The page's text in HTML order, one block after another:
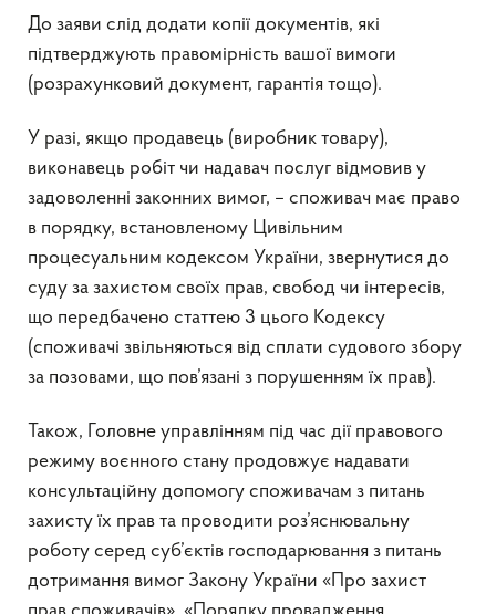
До заяви слід додати копії документів, які
підтверджують правомірність вашої вимоги
(розрахунковий документ, гарантія тощо).
У разі, якщо продавець (виробник товару),
виконавець робіт чи надавач послуг відмовив у
задоволенні законних вимог, – споживач має право
в порядку, встановленому Цивільним
процесуальним кодексом України, звернутися до
суду за захистом своїх прав, свобод чи інтересів,
що передбачено статтею 3 цього Кодексу
(споживачі звільняються від сплати судового збору
за позовами, що пов’язані з порушенням їх прав).
Також, Головне управлінням під час дії правового
режиму воєнного стану продовжує надавати
консультаційну допомогу споживачам з питань
захисту їх прав та проводити роз’яснювальну
роботу серед суб’єктів господарювання з питань
дотримання вимог Закону України «Про захист